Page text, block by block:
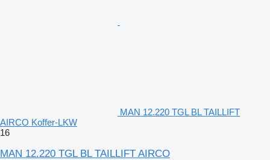
MAN 12.220 TGL BL TAILLIFT
AIRCO Koffer-LKW
16
MAN 12.220 TGL BL TAILLIFT AIRCO